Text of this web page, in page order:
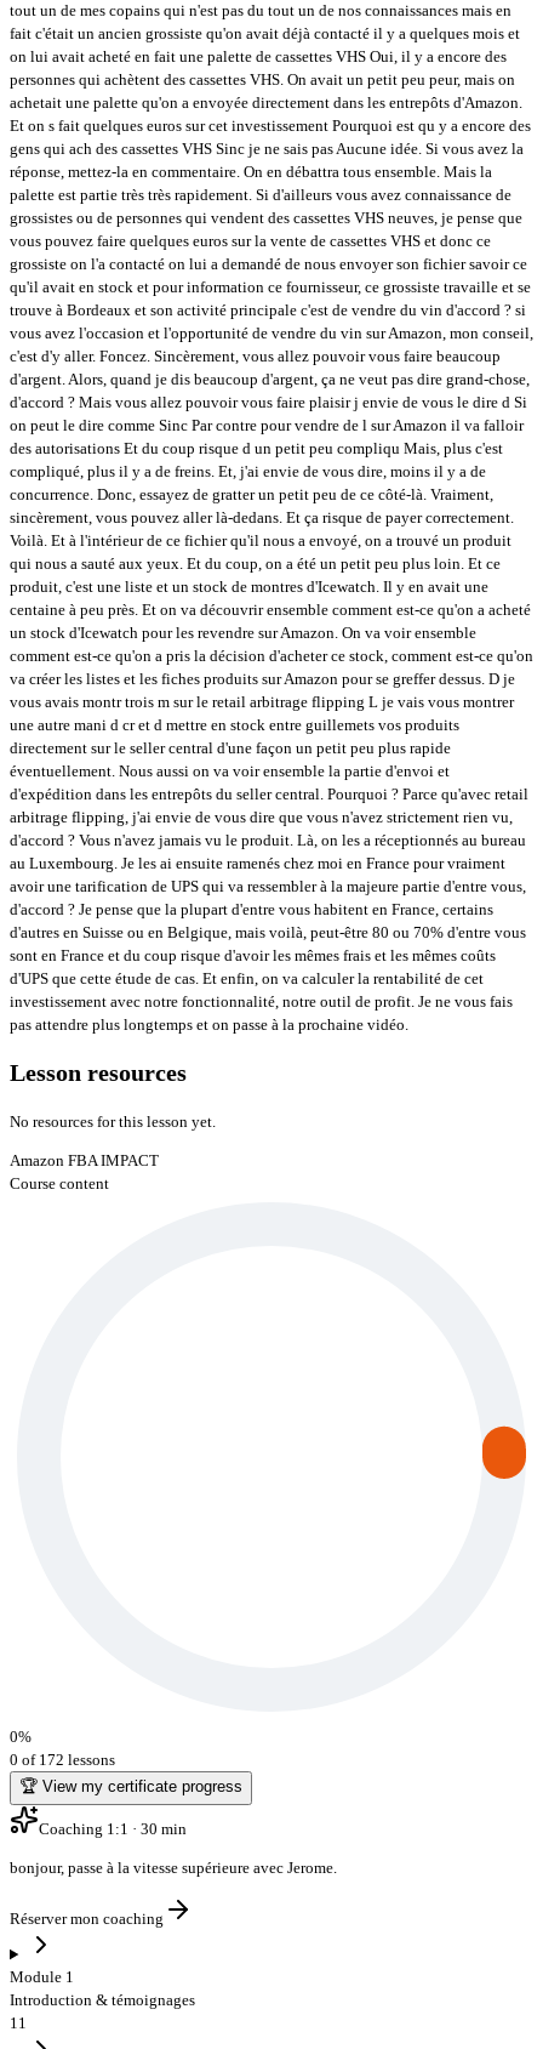
tout un de mes copains qui n'est pas du tout un de nos connaissances mais en
fait c'était un ancien grossiste qu'on avait déjà contacté il y a quelques mois et
on lui avait acheté en fait une palette de cassettes VHS Oui, il y a encore des
personnes qui achètent des cassettes VHS. On avait un petit peu peur, mais on
achetait une palette qu'on a envoyée directement dans les entrepôts d'Amazon.
Et on s fait quelques euros sur cet investissement Pourquoi est qu y a encore des
gens qui ach des cassettes VHS Sinc je ne sais pas Aucune idée. Si vous avez la
réponse, mettez-la en commentaire. On en débattra tous ensemble. Mais la
palette est partie très très rapidement. Si d'ailleurs vous avez connaissance de
grossistes ou de personnes qui vendent des cassettes VHS neuves, je pense que
vous pouvez faire quelques euros sur la vente de cassettes VHS et donc ce
grossiste on l'a contacté on lui a demandé de nous envoyer son fichier savoir ce
qu'il avait en stock et pour information ce fournisseur, ce grossiste travaille et se
trouve à Bordeaux et son activité principale c'est de vendre du vin d'accord ? si
vous avez l'occasion et l'opportunité de vendre du vin sur Amazon, mon conseil,
c'est d'y aller. Foncez. Sincèrement, vous allez pouvoir vous faire beaucoup
d'argent. Alors, quand je dis beaucoup d'argent, ça ne veut pas dire grand-chose,
d'accord ? Mais vous allez pouvoir vous faire plaisir j envie de vous le dire d Si
on peut le dire comme Sinc Par contre pour vendre de l sur Amazon il va falloir
des autorisations Et du coup risque d un petit peu compliqu Mais, plus c'est
compliqué, plus il y a de freins. Et, j'ai envie de vous dire, moins il y a de
concurrence. Donc, essayez de gratter un petit peu de ce côté-là. Vraiment,
sincèrement, vous pouvez aller là-dedans. Et ça risque de payer correctement.
Voilà. Et à l'intérieur de ce fichier qu'il nous a envoyé, on a trouvé un produit
qui nous a sauté aux yeux. Et du coup, on a été un petit peu plus loin. Et ce
produit, c'est une liste et un stock de montres d'Icewatch. Il y en avait une
centaine à peu près. Et on va découvrir ensemble comment est-ce qu'on a acheté
un stock d'Icewatch pour les revendre sur Amazon. On va voir ensemble
comment est-ce qu'on a pris la décision d'acheter ce stock, comment est-ce qu'on
va créer les listes et les fiches produits sur Amazon pour se greffer dessus. D je
vous avais montr trois m sur le retail arbitrage flipping L je vais vous montrer
une autre mani d cr et d mettre en stock entre guillemets vos produits
directement sur le seller central d'une façon un petit peu plus rapide
éventuellement. Nous aussi on va voir ensemble la partie d'envoi et
d'expédition dans les entrepôts du seller central. Pourquoi ? Parce qu'avec retail
arbitrage flipping, j'ai envie de vous dire que vous n'avez strictement rien vu,
d'accord ? Vous n'avez jamais vu le produit. Là, on les a réceptionnés au bureau
au Luxembourg. Je les ai ensuite ramenés chez moi en France pour vraiment
avoir une tarification de UPS qui va ressembler à la majeure partie d'entre vous,
d'accord ? Je pense que la plupart d'entre vous habitent en France, certains
d'autres en Suisse ou en Belgique, mais voilà, peut-être 80 ou 70% d'entre vous
sont en France et du coup risque d'avoir les mêmes frais et les mêmes coûts
d'UPS que cette étude de cas. Et enfin, on va calculer la rentabilité de cet
investissement avec notre fonctionnalité, notre outil de profit. Je ne vous fais
pas attendre plus longtemps et on passe à la prochaine vidéo.
Lesson resources
No resources for this lesson yet.
Amazon FBA IMPACT
Course content
0%
0 of 172 lessons
🏆 View my certificate progress
Coaching 1:1 · 30 min
bonjour, passe à la vitesse supérieure avec Jerome.
Réserver mon coaching
Module 1
Introduction & témoignages
11